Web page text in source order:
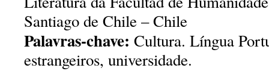
Santiago de Chile – Chile
Palavras-chave: Cultura. Língua
estrangeiros, universidade.